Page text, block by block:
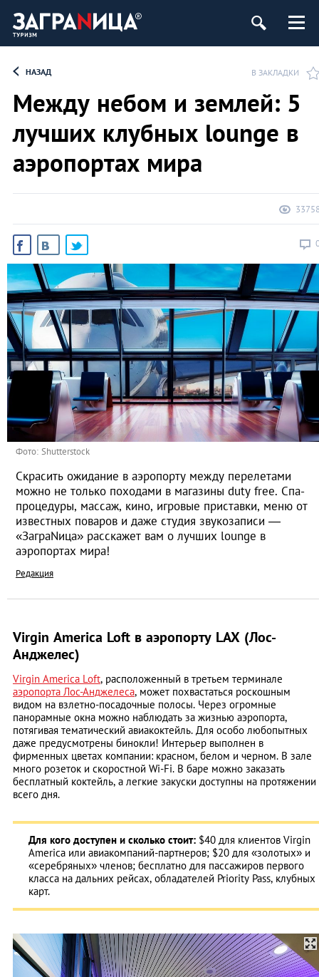
НАЗАД В ЗАКЛАДКИ
Между небом и землей: 5
лучших клубных lounge в
аэропортах мира
Фото: Shutterstock
Скрасить ожидание в аэропорту между перелетами
можно не только походами в магазины duty free. Спа-
процедуры, массаж, кино, игровые приставки, меню от
известных поваров и даже студия звукозаписи —
«ЗаграNица» расскажет вам о лучших lounge в
аэропортах мира!
Редакция
Virgin America Loft в аэропорту LAX (Лос-
Анджелес)
Virgin America Loft, расположенный в третьем терминале
аэропорта Лос-Анджелеса, может похвастаться роскошным
видом на взлетно-посадочные полосы. Через огромные
панорамные окна можно наблюдать за жизнью аэропорта,
потягивая тематический авиакоктейль. Для особо любопытных
даже предусмотрены бинокли! Интерьер выполнен в
фирменных цветах компании: красном, белом и черном. В зале
много розеток и скоростной Wi-Fi. В баре можно заказать
бесплатный коктейль, а легкие закуски доступны на протяжении
всего дня.
Для кого доступен и сколько стоит: $40 для клиентов Virgin
America или авиакомпаний-партнеров; $20 для «золотых» и
«серебряных» членов; бесплатно для пассажиров первого
класса на дальних рейсах, обладателей Priority Pass, клубных
карт.